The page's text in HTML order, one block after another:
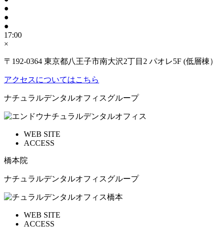
●
●
●
17:00
×
〒192-0364 東京都八王子市南大沢2丁目2 パオレ5F (低層棟）
アクセスについてはこちら
ナチュラルデンタルオフィスグループ
WEB SITE
ACCESS
橋本院
ナチュラルデンタルオフィスグループ
WEB SITE
ACCESS